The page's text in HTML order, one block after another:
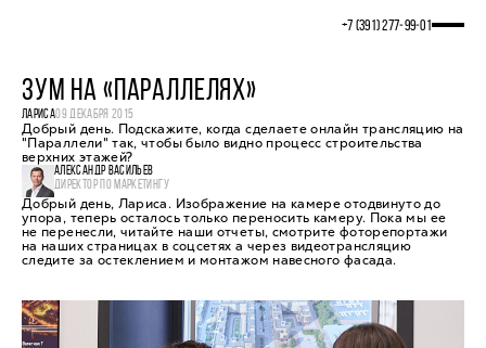
+7 (391) 277‒99‒01
ЗУМ НА «ПАРАЛЛЕЛЯХ»
ЛАРИСА09 ДЕКАБРЯ 2015
Добрый день. Подскажите, когда сделаете онлайн трансляцию на
"Параллели" так, чтобы было видно процесс строительства
верхних этажей?
АЛЕКСАНДР ВАСИЛЬЕВ
ДИРЕКТОР ПО МАРКЕТИНГУ
Добрый день, Лариса. Изображение на камере отодвинуто до
упора, теперь осталось только переносить камеру. Пока мы ее
не перенесли, читайте наши отчеты, смотрите фоторепортажи
на наших страницах в соцсетях а через видеотрансляцию
следите за остеклением и монтажом навесного фасада.